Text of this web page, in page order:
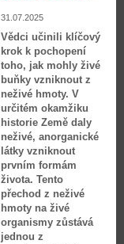
31.07.2025
Vědci učinili klíčový
krok k pochopení
toho, jak mohly živé
buňky vzniknout z
neživé hmoty. V
určitém okamžiku
historie Země daly
neživé, anorganické
látky vzniknout
prvním formám
života. Tento
přechod z neživé
hmoty na živé
organismy zůstává
jednou z